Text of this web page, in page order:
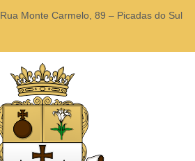
Rua Monte Carmelo, 89 – Picadas do Sul